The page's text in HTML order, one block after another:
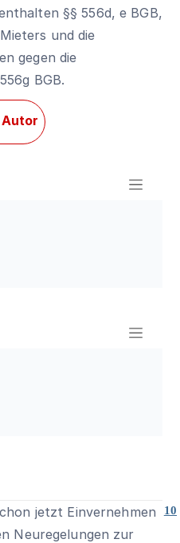
§§ 556d,e BGB,
und die
gegen die
BGB.
10
jetzt Einvernehmen
Neuregelungen zur